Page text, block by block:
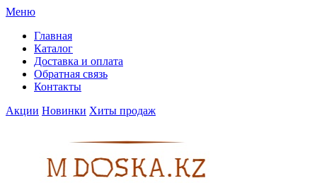
Меню
Главная
Каталог
Доставка и оплата
Обратная связь
Контакты
Акции Новинки Хиты продаж